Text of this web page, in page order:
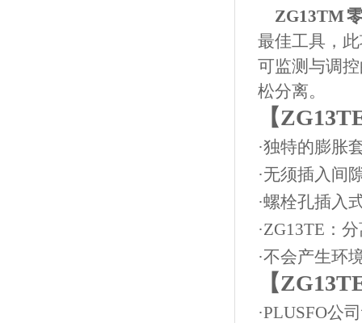
ZG13TM
最佳工具，
可监测与调
松分离。
【
·独特的膨胀
·无须插入间
·螺栓孔插入
·ZG13TE ：
·不会产生环
【
·PLUSFO公